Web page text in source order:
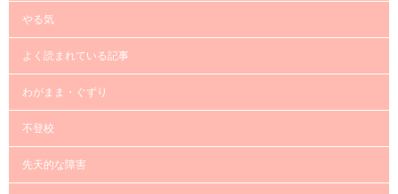
やる気
よく読まれている記事
わがまま・ぐずり
不登校
先天的な障害